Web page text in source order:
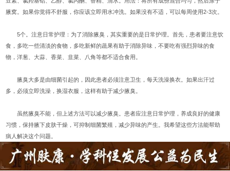
腋窝。如果你觉得不舒服，你应该立即用水冲洗。如果没有不适，可以每周使用2-3次。
5个。注意日常护理：为了消除腋臭，其实重要的是日常护理。首先，患者要注意饮
食，多吃一些清淡的食物，多吃新鲜的蔬果有助于消除异味，不要吃有强烈异味的食
物，洋葱、大蒜、香菜、韭菜、八角等都不适合食用。
腋臭大多是由细菌引起的，因此患者必须注意卫生，每天洗澡换衣。如果出汗过
多，必须立即洗澡，换湿衣服，这样有助于减少腋臭。
虽然腋臭不能，但上述方法可以减少腋臭。患者应注意日常护理，养成良好的健康
习惯，保持腋下皮肤干燥，可抑制细菌繁殖，减少异味的产生。我希望这些方法能帮助
病人解决这个问题。